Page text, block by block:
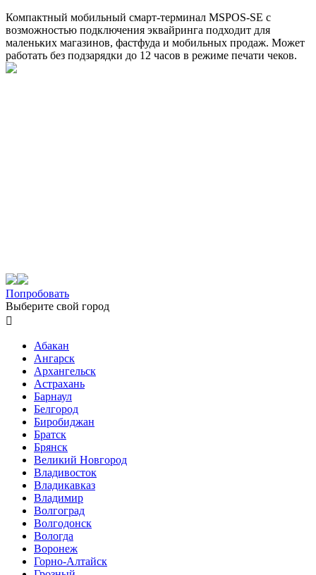
Компактный мобильный смарт-терминал MSPOS-SE с
возможностью подключения эквайринга подходит для
маленьких магазинов, фастфуда и мобильных продаж. Может
работать без подзарядки до 12 часов в режиме печати чеков.
Попробовать
Выберите свой город

Абакан
Ангарск
Архангельск
Астрахань
Барнаул
Белгород
Биробиджан
Братск
Брянск
Великий Новгород
Владивосток
Владикавказ
Владимир
Волгоград
Волгодонск
Вологда
Воронеж
Горно-Алтайск